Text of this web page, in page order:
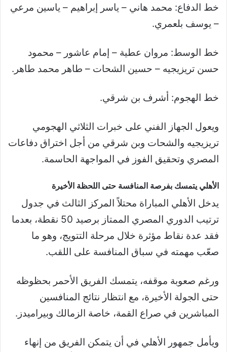
خط الدفاع: محمد هاني – ياسر إبراهيم – ياسين مرعي
– يوسف بلعمري.
خط الوسط: مروان عطية – إمام عاشور – محمود
حسن تريزيجيه – حسين الشحات – طاهر محمد طاهر.
خط الهجوم: أشرف بن شرقي.
ويعول الجهاز الفني على خبرات الثلاثي الهجومي
تريزيجيه والشحات وبن شرقي من أجل اختراق دفاعات
المصري وتحقيق الفوز في المواجهة الحاسمة.
الأهلي يتمسك بفرصة المنافسة حتى اللحظة الأخيرة
يدخل الأهلي المباراة محتلاً المركز الثالث في جدول
ترتيب الدوري المصري الممتاز برصيد 50 نقطة، بعدما
فقد عدة نقاط مؤثرة خلال مرحلة التتويج، وهو ما
صعّب مهمته في سباق المنافسة على اللقب.
ورغم صعوبة موقفه، يتمسك الفريق الأحمر بحظوظه
حتى الجولة الأخيرة، مع انتظار نتائج المنافسين
المباشرين في صراع القمة، خاصة الزمالك وبيراميدز.
ويأمل جمهور الأهلي في أن يتمكن الفريق من إنهاء